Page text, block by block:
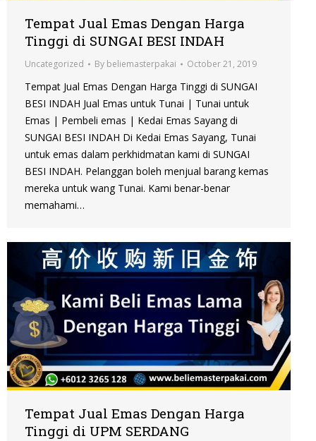
Tempat Jual Emas Dengan Harga
Tinggi di SUNGAI BESI INDAH
Uncategorized By beliemasterpakai October 21, 2019
Tempat Jual Emas Dengan Harga Tinggi di SUNGAI
BESI INDAH Jual Emas untuk Tunai | Tunai untuk
Emas | Pembeli emas | Kedai Emas Sayang di
SUNGAI BESI INDAH Di Kedai Emas Sayang, Tunai
untuk emas dalam perkhidmatan kami di SUNGAI
BESI INDAH. Pelanggan boleh menjual barang kemas
mereka untuk wang Tunai. Kami benar-benar
memahami…
Tempat Jual Emas Dengan Harga
Tinggi di UPM SERDANG